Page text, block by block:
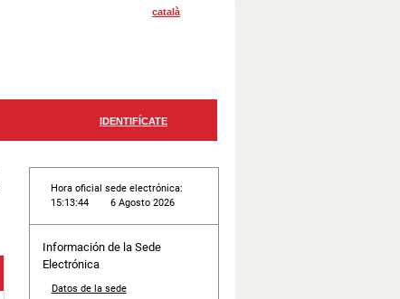
català
Hora oficial sede electrónica:
15:13:44
6 Agosto 2026
Información de la Sede
Electrónica
Datos de la sede